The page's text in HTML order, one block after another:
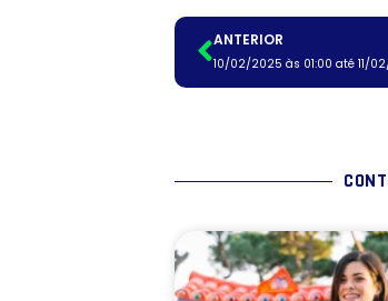
ANTERIOR
10/02/2025 às 01:00 até 11/